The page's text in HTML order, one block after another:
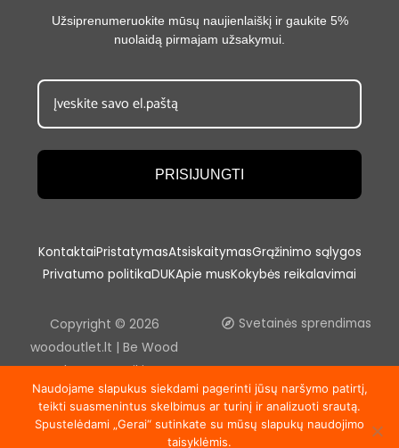
Užsiprenumeruokite mūsų naujienlaiškį ir gaukite 5%
nuolaidą pirmajam užsakymui.
PRISIJUNGTI
KontaktaiPristatymasAtsiskaitymasGrąžinimo sąlygos
Privatumo politikaDUKApie musKokybės reikalavimai
Copyright © 2026
woodoutlet.lt | Be Wood
outlet, UAB sutikimo
draudžiama kopijuoti ir platinti
svetainėje esančią
Svetainės sprendimas
Naudojame slapukus siekdami pagerinti jūsų naršymo patirtį,
teikti suasmenintus skelbimus ar turinį ir analizuoti srautą.
Spustelėdami „Gerai“ sutinkate su mūsų slapukų naudojimo
taisyklėmis.